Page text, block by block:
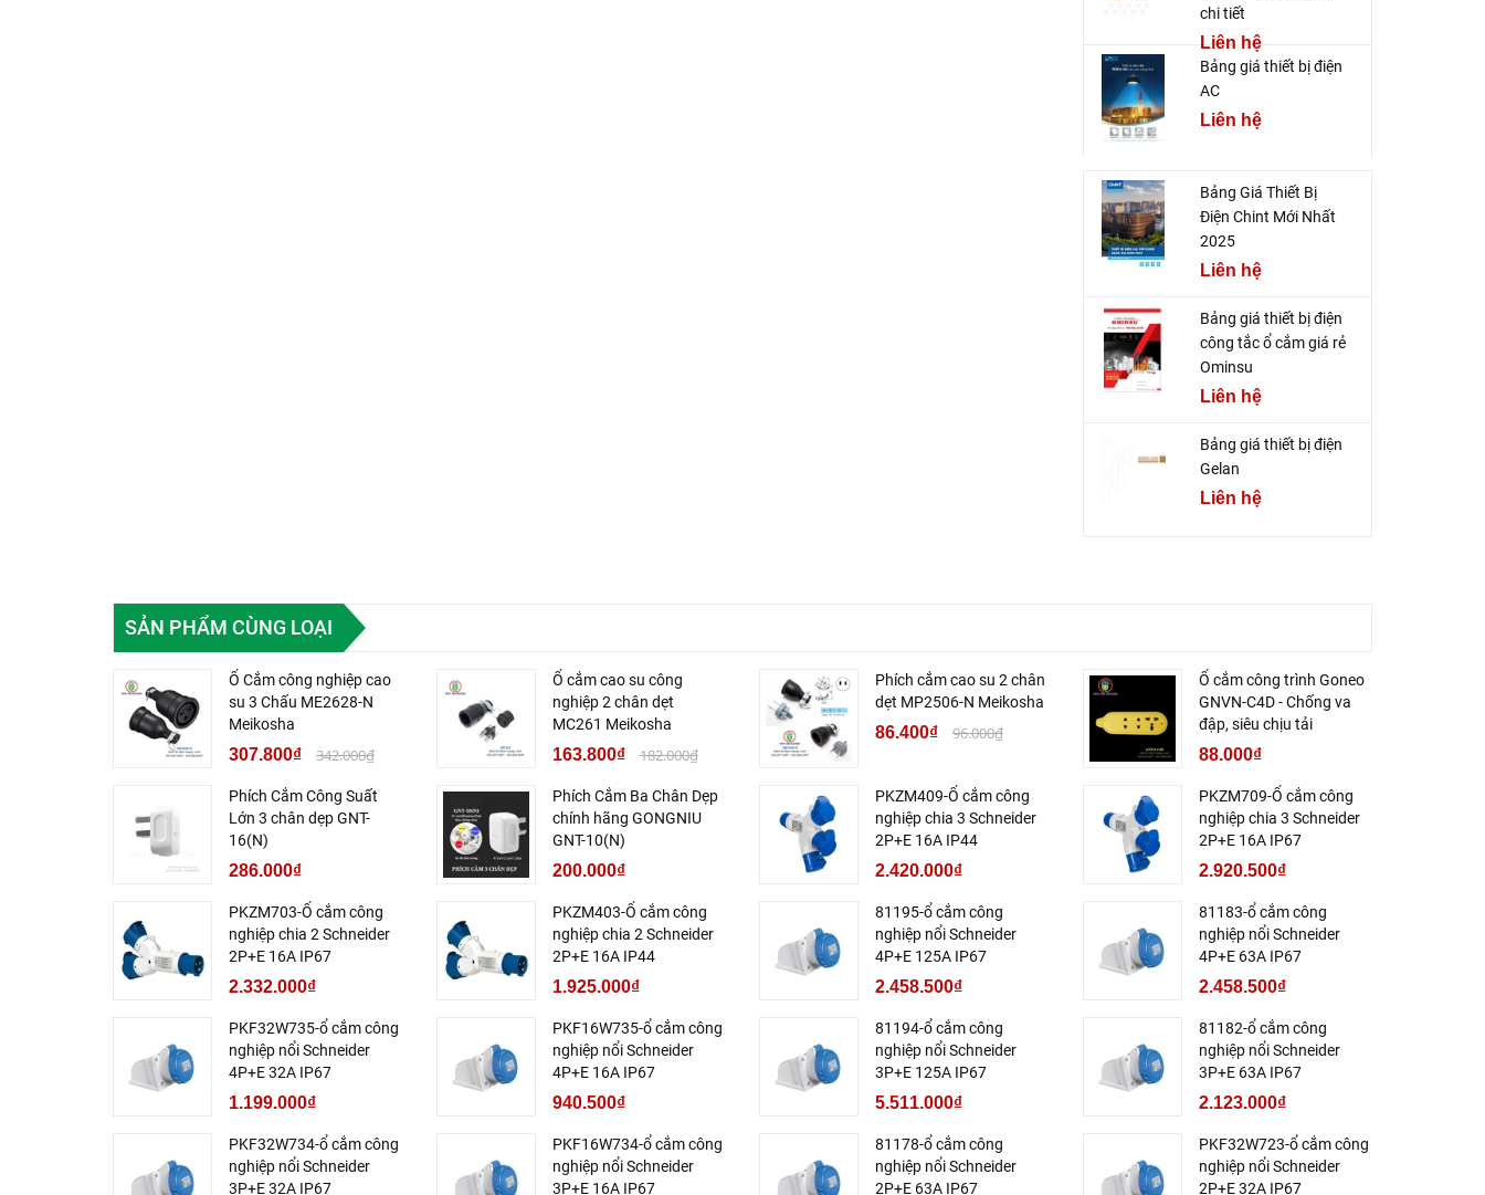
chi tiết
Liên hệ
Bảng giá thiết bị điện
AC
Liên hệ
Bảng Giá Thiết Bị
Điện Chint Mới Nhất
2025
Liên hệ
Bảng giá thiết bị điện
công tắc ổ cắm giá rẻ
Ominsu
Liên hệ
Bảng giá thiết bị điện
Gelan
Liên hệ
SẢN PHẨM CÙNG LOẠI
Ổ Cắm công nghiệp cao
su 3 Chấu ME2628-N
Meikosha
307.800₫ 342.000₫
Ổ cắm cao su công
nghiệp 2 chân dẹt
MC261 Meikosha
163.800₫ 182.000₫
Phích cắm cao su 2 chân
dẹt MP2506-N Meikosha
86.400₫ 96.000₫
Ổ cắm công trình Goneo
GNVN-C4D - Chống va
đập, siêu chịu tải
88.000₫
Phích Cắm Công Suất
Lớn 3 chân dẹp GNT-
16(N)
286.000₫
Phích Cắm Ba Chân Dẹp
chính hãng GONGNIU
GNT-10(N)
200.000₫
PKZM409-Ổ cắm công
nghiệp chia 3 Schneider
2P+E 16A IP44
2.420.000₫
PKZM709-Ổ cắm công
nghiệp chia 3 Schneider
2P+E 16A IP67
2.920.500₫
PKZM703-Ổ cắm công
nghiệp chia 2 Schneider
2P+E 16A IP67
2.332.000₫
PKZM403-Ổ cắm công
nghiệp chia 2 Schneider
2P+E 16A IP44
1.925.000₫
81195-ổ cắm công
nghiệp nổi Schneider
4P+E 125A IP67
2.458.500₫
81183-ổ cắm công
nghiệp nổi Schneider
4P+E 63A IP67
2.458.500₫
PKF32W735-ổ cắm công
nghiệp nổi Schneider
4P+E 32A IP67
1.199.000₫
PKF16W735-ổ cắm công
nghiệp nổi Schneider
4P+E 16A IP67
940.500₫
81194-ổ cắm công
nghiệp nổi Schneider
3P+E 125A IP67
5.511.000₫
81182-ổ cắm công
nghiệp nổi Schneider
3P+E 63A IP67
2.123.000₫
PKF32W734-ổ cắm công
nghiệp nổi Schneider
3P+E 32A IP67
PKF16W734-ổ cắm công
nghiệp nổi Schneider
3P+E 16A IP67
81178-ổ cắm công
nghiệp nổi Schneider
2P+E 63A IP67
PKF32W723-ổ cắm công
nghiệp nổi Schneider
2P+E 32A IP67